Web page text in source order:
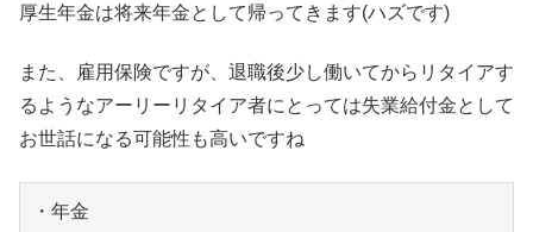
厚生年金は将来年金として帰ってきます(ハズです)
また、雇用保険ですが、退職後少し働いてからリタイアす
るようなアーリーリタイア者にとっては失業給付金として
お世話になる可能性も高いですね
・年金